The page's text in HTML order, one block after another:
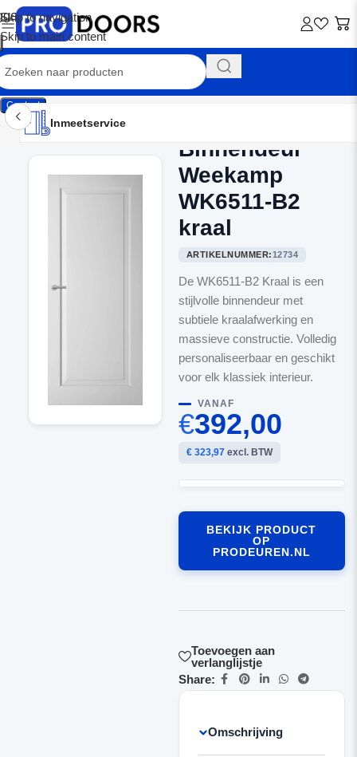
Skip to navigation
Skip to main content
Contact
Inmeetservice
Montageservice
Advies op maat
Showroom
Inmeetservice
Binnendeur
Weekamp
WK6511-B2
kraal
ARTIKELNUMMER:12734
De WK6511-B2 Kraal is een
stijlvolle binnendeur met
subtiele kraalafwerking en
massieve constructie. Volledig
personaliseerbaar en geschikt
voor elk klassiek interieur.
VANAF
€392,00
€ 323,97excl. BTW
BEKIJK PRODUCT
OP
PRODEUREN.NL
Toevoegen aan
verlanglijstje
Share:
Omschrijving